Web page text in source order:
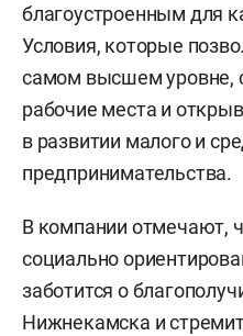
благоустроенным для
Условия, которые
самом высшем уровне,
рабочие места и
в развитии малого и
предпринимательства.
В компании отмечают,
социально
заботится о
Нижнекамска и